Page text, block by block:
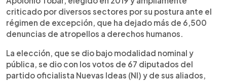
criticado por diversos sectores por su postura ante el
régimen de excepción, que ha dejado más de 6,500
denuncias de atropellos a derechos humanos.
La elección, que se dio bajo modalidad nominal y
pública, se dio con los votos de 67 diputados del
partido oficialista Nuevas Ideas (NI) y de sus aliados,